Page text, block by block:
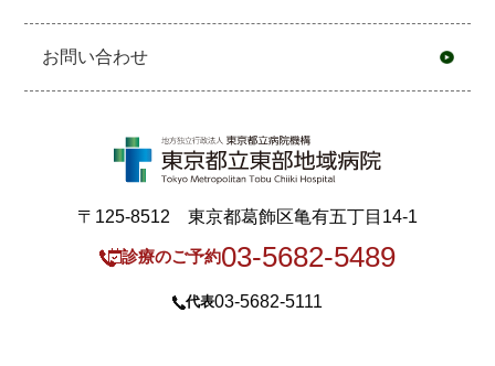
お問い合わせ
〒125-8512 東京都葛飾区亀有五丁目14-1
診療のご予約03-5682-5489
代表03-5682-5111